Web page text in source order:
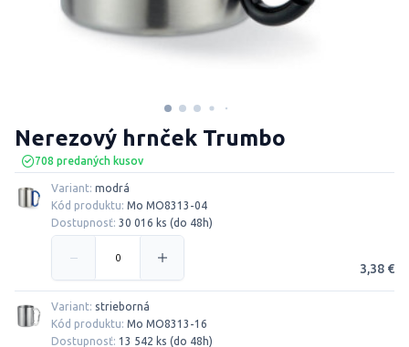
708 predaných kusov
Nerezový hrnček Trumbo
Variant: modrá
Kód produktu: Mo MO8313-04
Dostupnosť: 30 016 ks (do 48h)
3,38 €
Variant: strieborná
Kód produktu: Mo MO8313-16
Dostupnosť: 13 542 ks (do 48h)